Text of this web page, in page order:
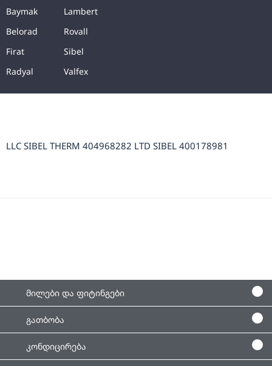
Baymak
Belorad
Firat
Radyal
Lambert
Rovall
Sibel
Valfex
LLC SIBEL THERM 404968282 LTD SIBEL 400178981
მილები და ფიტინგები
გათბობა
კონდიცირება